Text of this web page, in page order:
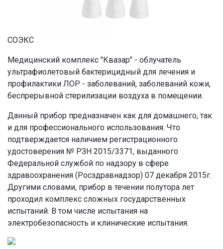
СОЭКС
Медицинский комплекс "Квазар" - облучатель
ультрафиолетовый бактерицидный для лечения и
профилактики ЛОР - заболеваний, заболеваний кожи,
беспрерывной стерилизации воздуха в помещении.
Данный прибор предназначен как для домашнего, так
и для профессионального использования. Что
подтверждается наличием регистрационного
удостоверения № РЗН 2015/3371, выданного
Федеральной службой по надзору в сфере
здравоохранения (Росздравнадзор) 07 декабря 2015г.
Другими словами, прибор в течении полутора лет
проходил комплекс сложных государственных
испытаний. В том числе испытания на
электробезопасность и клинические испытания.